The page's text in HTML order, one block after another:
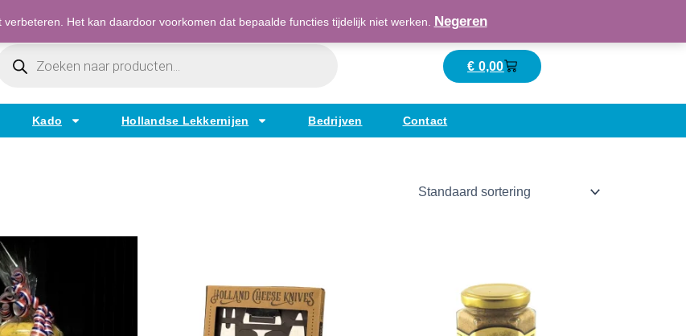
Het kan daardoor voorkomen dat bepaalde functies tijdelijk niet werken. Negeren
Bestellen op factuur mogelijk voor bedrijven
Maatschappelijk verantwoord ondernemend
€ 0,00Winkelwagen
Kado Hollandse Lekkernijen Bedrijven Contact